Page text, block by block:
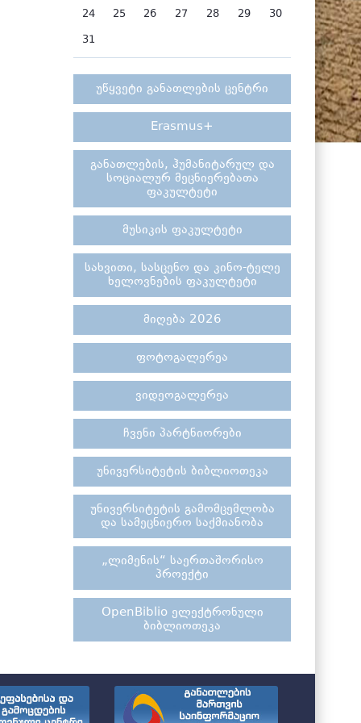
24 25 26 27 28 29 30
31
უწყვეტი განათლების ცენტრი
Erasmus+
განათლების, ჰუმანიტარულ და
სოციალურ მეცნიერებათა
ფაკულტეტი
მუსიკის ფაკულტეტი
სახვითი, სასცენო და კინო-ტელე
ხელოვნების ფაკულტეტი
მიღება 2026
ფოტოგალერეა
ვიდეოგალერეა
ჩვენი პარტნიორები
უნივერსიტეტის ბიბლიოთეკა
უნივერსიტეტის გამომცემლობა
და სამეცნიერო საქმიანობა
„ლიმენის“ საერთაშორისო
პროექტი
OpenBiblio ელექტრონული
ბიბლიოთეკა